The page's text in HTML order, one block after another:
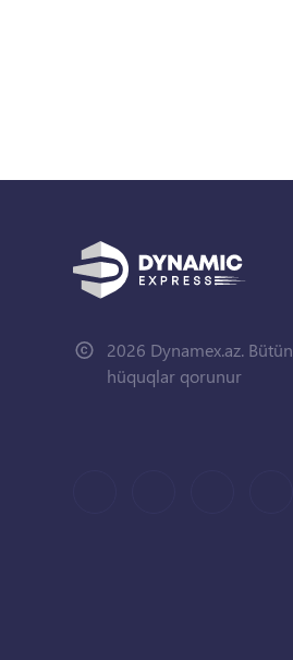
2026 Dynamex.az. Bütün
hüquqlar qorunur